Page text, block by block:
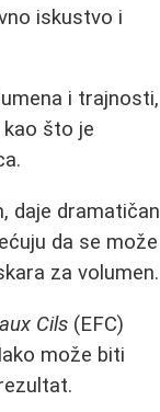
iskustvo i
i trajnosti,
kao što je
daje dramatičan
da se može
za volumen.
Cils (EFC)
može biti